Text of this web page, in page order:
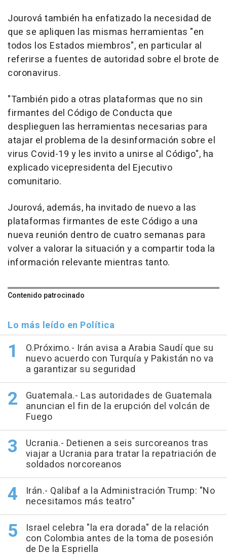
Jourová también ha enfatizado la necesidad de
que se apliquen las mismas herramientas "en
todos los Estados miembros", en particular al
referirse a fuentes de autoridad sobre el brote de
coronavirus.
"También pido a otras plataformas que no sin
firmantes del Código de Conducta que
desplieguen las herramientas necesarias para
atajar el problema de la desinformación sobre el
virus Covid-19 y les invito a unirse al Código", ha
explicado vicepresidenta del Ejecutivo
comunitario.
Jourová, además, ha invitado de nuevo a las
plataformas firmantes de este Código a una
nueva reunión dentro de cuatro semanas para
volver a valorar la situación y a compartir toda la
información relevante mientras tanto.
Contenido patrocinado
Lo más leído en Política
O.Próximo.- Irán avisa a Arabia Saudí que su
nuevo acuerdo con Turquía y Pakistán no va
a garantizar su seguridad
Guatemala.- Las autoridades de Guatemala
anuncian el fin de la erupción del volcán de
Fuego
Ucrania.- Detienen a seis surcoreanos tras
viajar a Ucrania para tratar la repatriación de
soldados norcoreanos
Irán.- Qalibaf a la Administración Trump: "No
necesitamos más teatro"
Israel celebra "la era dorada" de la relación
con Colombia antes de la toma de posesión
de De la Espriella